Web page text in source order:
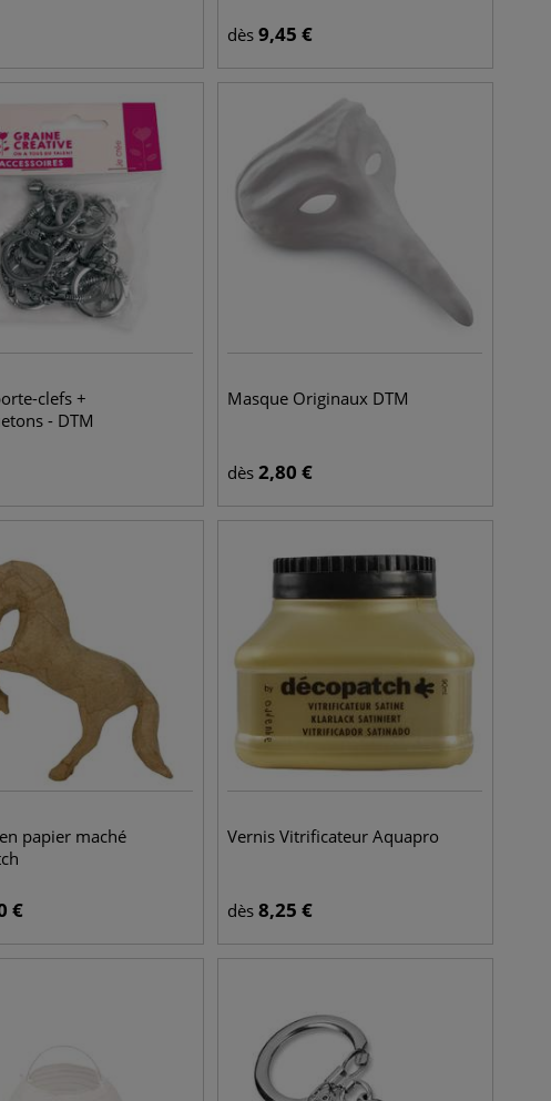
dès 9,45 €
clefs +
- DTM
Masque Originaux DTM
dès 2,80 €
papier maché
€
Vernis Vitrificateur Aquapro
dès 8,25 €